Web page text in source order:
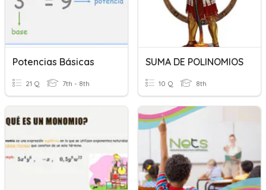
Potencias Básicas
21 Q 7th - 8th
SUMA DE POLINOMIOS
10 Q 8th